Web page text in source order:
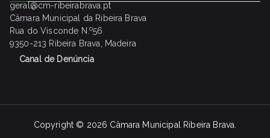
geral@cm-ribeirabrava.pt
Câmara Municipal da Ribeira Brava
Rua do Visconde N. o56
9350-213 Ribeira Brava, Madeira
Canal de Denúncia
Copyright © 2026 Câmara Municipal Ribeira Brava